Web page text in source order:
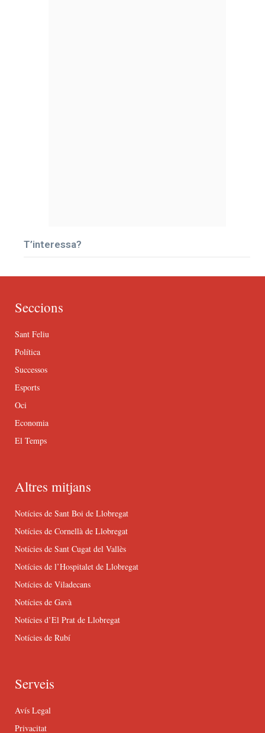
T’interessa?
Seccions
Sant Feliu
Política
Successos
Esports
Oci
Economia
El Temps
Altres mitjans
Notícies de Sant Boi de Llobregat
Notícies de Cornellà de Llobregat
Notícies de Sant Cugat del Vallès
Notícies de l’Hospitalet de Llobregat
Notícies de Viladecans
Notícies de Gavà
Notícies d’El Prat de Llobregat
Notícies de Rubí
Serveis
Avís Legal
Privacitat